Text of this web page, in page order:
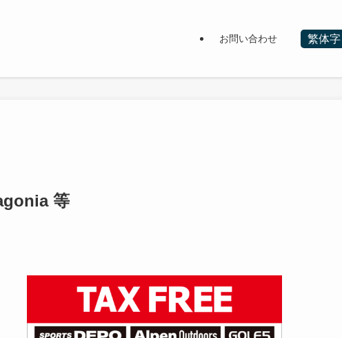
お問い合わせ 繁体字
等